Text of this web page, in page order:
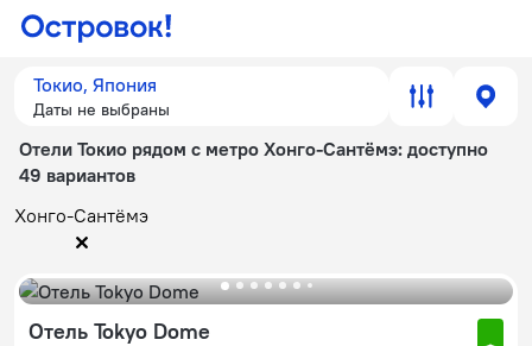
Токио, Япония
Даты не выбраны
Отели Токио рядом с метро Хонго-Сантёмэ: доступно
49 вариантов
Хонго-Сантёмэ
Отель Tokyo Dome